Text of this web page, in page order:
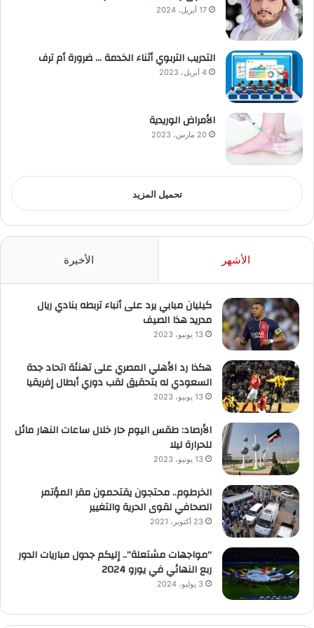
17 أبريل، 2024
التدريب التربوي أثناء الخدمة … ضرورة أم ترف
4 أبريل، 2023
الأمراض الوريدية
20 مارس، 2023
تحميل المزيد
الأشهر الأخيرة
كيليان مبابي يرد على أنباء تربطه بنادي ريال
مدريد هذا الصيف
13 يونيو، 2023
هكذا رد الأهلي المصري على تهنئة اتحاد جدة
السعودي له بتحقيق لقب دوري أبطال إفريقيا
13 يونيو، 2023
الأرصاد: طقس اليوم حار خلال ساعات النهار مائل
للحرارة ليلا
13 يونيو، 2023
الخرطوم.. محتجون يقتحمون مقر المؤتمر
الصحافي لقوى الحرية والتغيير
23 أكتوبر، 2021
“مواجهات مشتعلة”.. إليكم جدول مباريات الدور
ربع النهائي في يورو 2024
3 يوليو، 2024